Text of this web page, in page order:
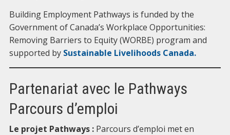
Building Employment Pathways is funded by the
Government of Canada’s Workplace Opportunities:
Removing Barriers to Equity (WORBE) program and
supported by Sustainable Livelihoods Canada.
Partenariat avec le Pathways
Parcours d’emploi
Le projet Pathways :Parcours d’emploi met en